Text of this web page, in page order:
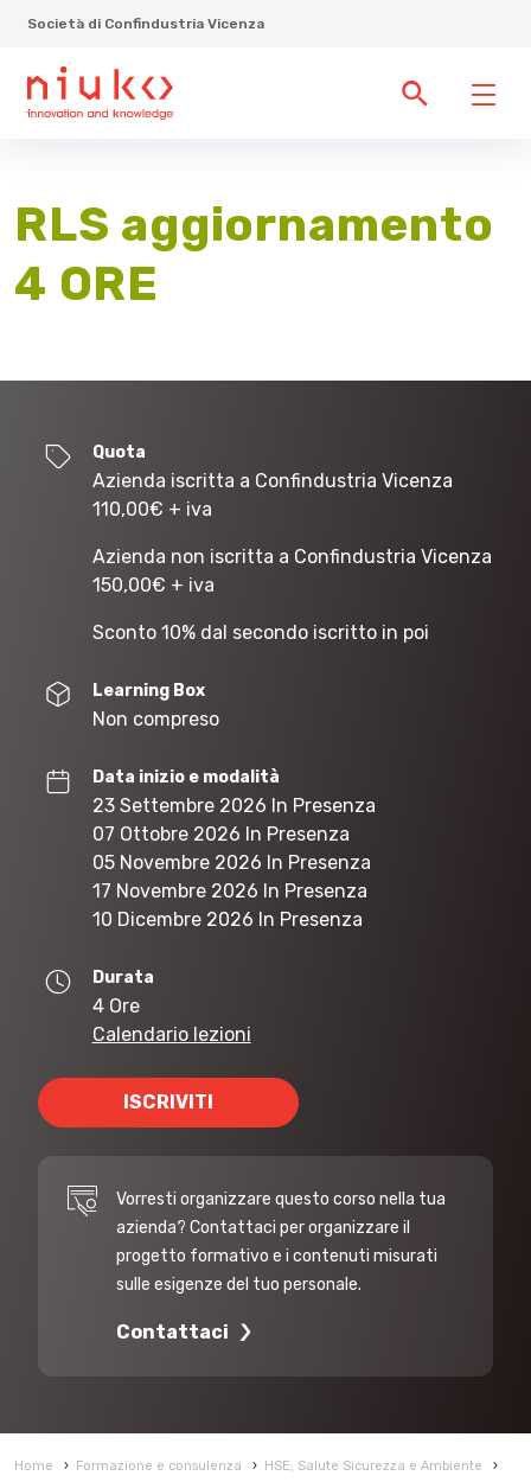
Società di Confindustria Vicenza
RLS aggiornamento
4 ORE
Quota
Azienda iscritta a Confindustria Vicenza
110,00€ + iva
Azienda non iscritta a Confindustria Vicenza
150,00€ + iva
Sconto 10% dal secondo iscritto in poi
Learning Box
Non compreso
Data inizio e modalità
23 Settembre 2026 In Presenza
07 Ottobre 2026 In Presenza
05 Novembre 2026 In Presenza
17 Novembre 2026 In Presenza
10 Dicembre 2026 In Presenza
Durata
4 Ore
Calendario lezioni
ISCRIVITI
Vorresti organizzare questo corso nella tua
azienda? Contattaci per organizzare il
progetto formativo e i contenuti misurati
sulle esigenze del tuo personale.
Contattaci
Home › Formazione e consulenza › HSE, Salute Sicurezza e Ambiente
›